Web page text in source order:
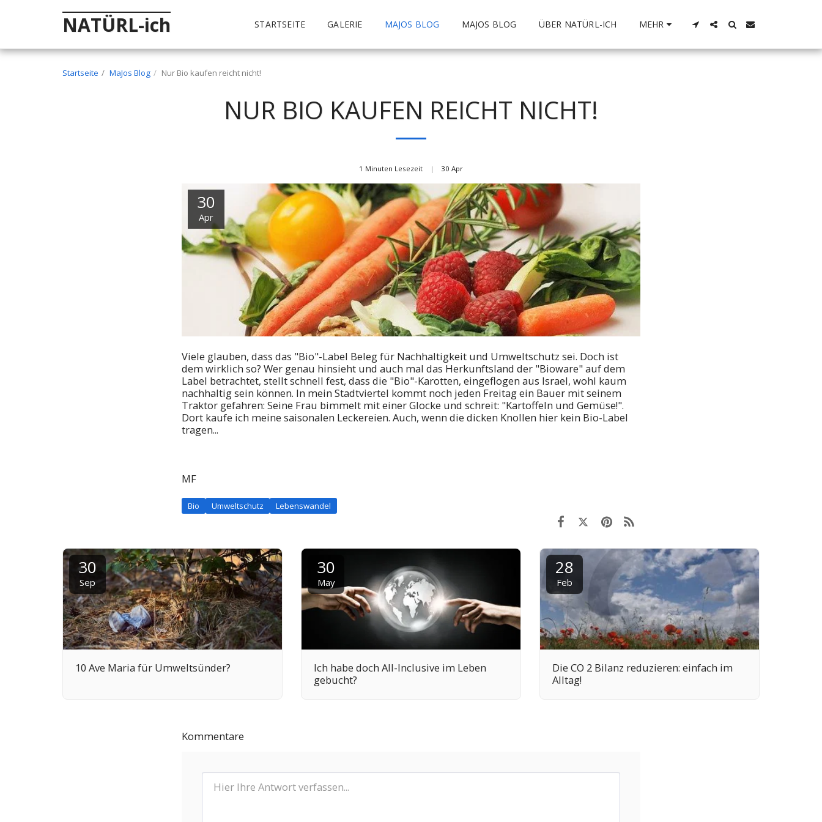
NATÜRL-ich STARTSEITE GALERIE MAJOS BLOG MAJOS BLOG ÜBER NATÜRL-ICH MEHR
Startseite MaJos Blog Nur Bio kaufen reicht nicht!
NUR BIO KAUFEN REICHT NICHT!
1 Minuten Lesezeit 30Apr
30
Apr
Viele glauben, dass das "Bio"-Label Beleg für Nachhaltigkeit und Umweltschutz sei. Doch ist
dem wirklich so? Wer genau hinsieht und auch mal das Herkunftsland der "Bioware" auf dem
Label betrachtet, stellt schnell fest, dass die "Bio"-Karotten, eingeflogen aus Israel, wohl kaum
nachhaltig sein können. In mein Stadtviertel kommt noch jeden Freitag ein Bauer mit seinem
Traktor gefahren: Seine Frau bimmelt mit einer Glocke und schreit: "Kartoffeln und Gemüse!".
Dort kaufe ich meine saisonalen Leckereien. Auch, wenn die dicken Knollen hier kein Bio-Label
tragen...
MF
Bio Umweltschutz Lebenswandel
30
Sep
10 Ave Maria für Umweltsünder?
30
May
Ich habe doch All-Inclusive im Leben
gebucht?
28
Feb
Die CO 2 Bilanz reduzieren: einfach im
Alltag!
Kommentare